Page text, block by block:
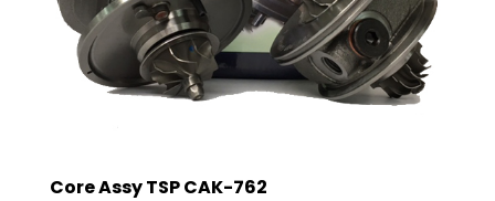
Core Assy TSP CAK-762